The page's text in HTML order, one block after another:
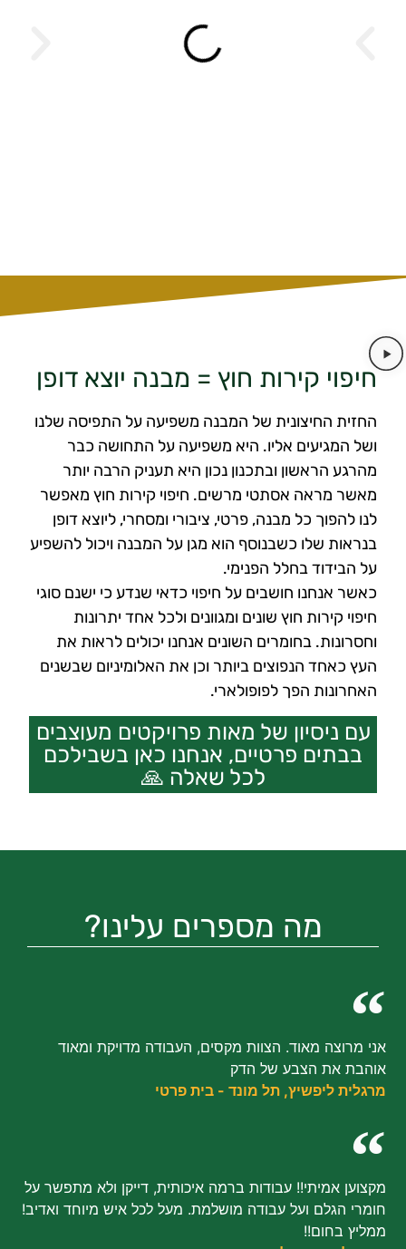
חיפוי קירות חוץ = מבנה יוצא דופן
החזית החיצונית של המבנה משפיעה על התפיסה שלנו
ושל המגיעים אליו. היא משפיעה על התחושה כבר
מהרגע הראשון ובתכנון נכון היא תעניק הרבה יותר
מאשר מראה אסתטי מרשים. חיפוי קירות חוץ מאפשר
לנו להפוך כל מבנה, פרטי, ציבורי ומסחרי, ליוצא דופן
בנראות שלו כשבנוסף הוא מגן על המבנה ויכול להשפיע
על הבידוד בחלל הפנימי.
כאשר אנחנו חושבים על חיפוי כדאי שנדע כי ישנם סוגי
חיפוי קירות חוץ שונים ומגוונים ולכל אחד יתרונות
וחסרונות. בחומרים השונים אנחנו יכולים לראות את
העץ כאחד הנפוצים ביותר וכן את האלומיניום שבשנים
האחרונות הפך לפופולארי.
עם ניסיון של מאות פרויקטים מעוצבים
בבתים פרטיים, אנחנו כאן בשבילכם
לכל שאלה 🙏
מה מספרים עלינו?
אני מרוצה מאוד. הצוות מקסים, העבודה מדויקת ומאוד
אוהבת את הצבע של הדק
מרגלית ליפשיץ, תל מונד - בית פרטי
מקצוען אמיתי!! עבודות ברמה איכותית, דייקן ולא מתפשר על
חומרי הגלם ועל עבודה מושלמת. מעל לכל איש מיוחד ואדיב!
ממליץ בחום!!